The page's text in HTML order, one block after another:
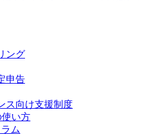
ング
申告
ス向け支援制度
い方
ム